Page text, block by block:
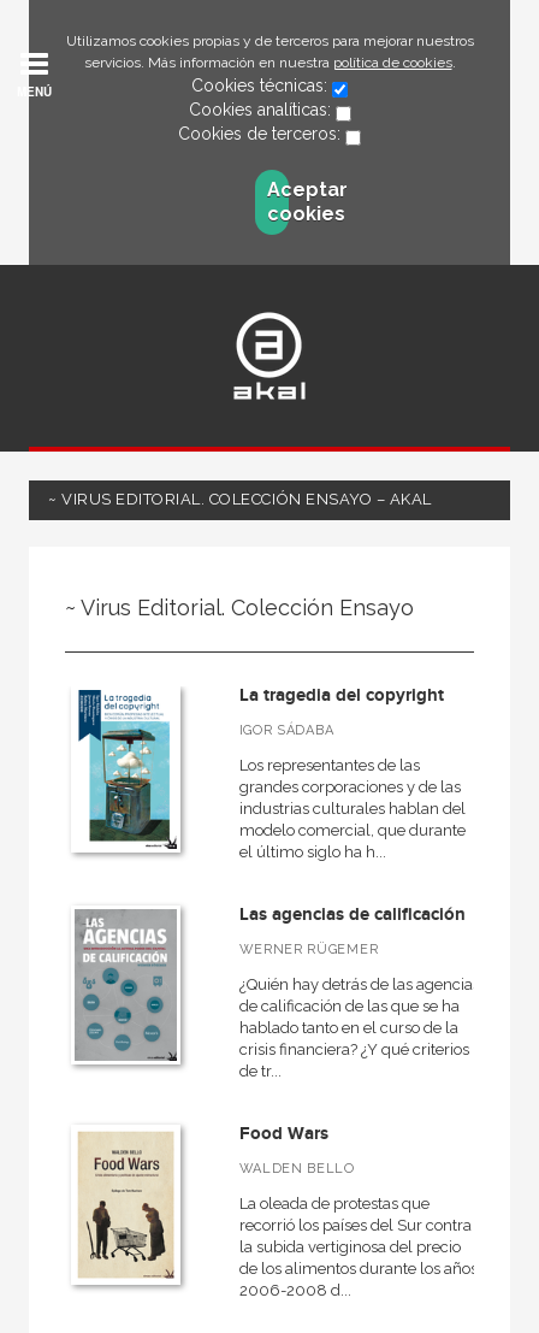
Utilizamos cookies propias y de terceros para mejorar nuestros
servicios. Más información en nuestra política de cookies.
Cookies técnicas:
Cookies analíticas:
Cookies de terceros:
Aceptar
cookies
MENÚ
~ VIRUS EDITORIAL. COLECCIÓN ENSAYO – AKAL
50 Aniversario
A fondo
Ágora / Teoría
Akadémica
Akal Infantil
Anverso
Arealonga - Letras galegas
Arquitectura
Arquitectura (textos de arquitectura)
VER TODAS... (148)
MATERIAS
Actualidad
Ciencias humanas y sociales
Ciencias naturales y técnicas
~ Virus Editorial. Colección Ensayo
La tragedia del copyright
IGOR SÁDABA
Los representantes de las
grandes corporaciones y de las
industrias culturales hablan del
modelo comercial, que durante
el último siglo ha h...
Las agencias de calificación
WERNER RÜGEMER
¿Quién hay detrás de las agencias
de calificación de las que se ha
hablado tanto en el curso de la
crisis financiera? ¿Y qué criterios
de tr...
Food Wars
WALDEN BELLO
La oleada de protestas que
recorrió los países del Sur contra
la subida vertiginosa del precio
de los alimentos durante los años
2006-2008 d...